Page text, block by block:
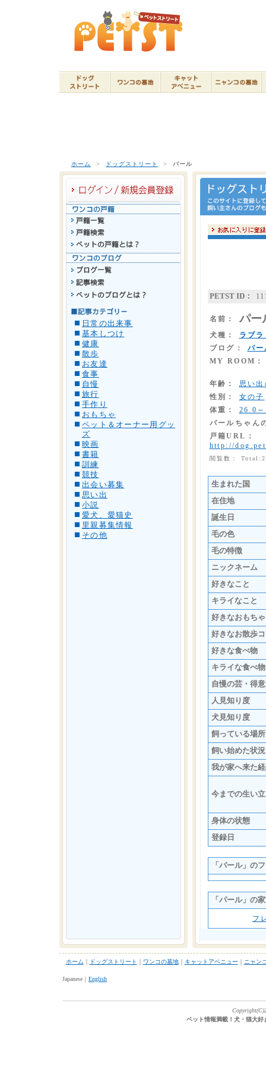
ホーム > ドッグストリート > パール
日常の出来事
基本しつけ
健康
散歩
お友達
食事
自慢
旅行
手作り
おもちゃ
ペット＆オーナー用グッ
ズ
映画
書籍
訓練
競技
出会い募集
思い出
小説
愛犬、愛猫史
里親募集情報
その他
PETST ID：
名前： パー
犬種：
ラブ
ブログ：
パ
MY ROOM：
年齢：
思い
性別：
女の子
体重：
26.0
パールちゃん
戸籍URL：
http://
閲覧数：
生まれた国
在住地
誕生日
毛の色
毛の特徴
ニックネーム
好きなこと
キライなこと
好きなおもちゃ
好きなお散歩
好きな食べ物
キライな食べ物
自慢の芸・得
人見知り度
犬見知り度
飼っている場所
飼い始めた状況
我が家へ来た
今までの生い
身体の状態
登録日
「パール」の
「パール」の
フ
ホーム ｜ ドッグストリート ｜ ワンコの墓地｜ キャットアベニュー ｜ ニャン
Japanese｜ English
ペット情報満載！犬・猫大